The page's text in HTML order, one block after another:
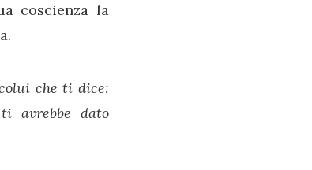
coscienza la
che ti dice:
avrebbe dato